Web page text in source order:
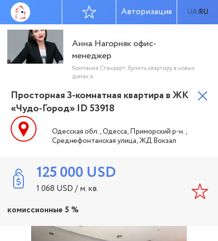
UA|RU
Авторизация
Анна Нагорняк офис-
менеджер
Компания Стандарт. Купить квартиру в новых
домах и
Просторная 3-комнатная квартира в ЖК
«Чудо-Город» ID 53918
Одесская обл., Одесса, Приморский р-н.,
Среднефонтанская улица, ЖД Вокзал
125 000 USD
1 068 USD/ м. кв.
комиссионные 5 %